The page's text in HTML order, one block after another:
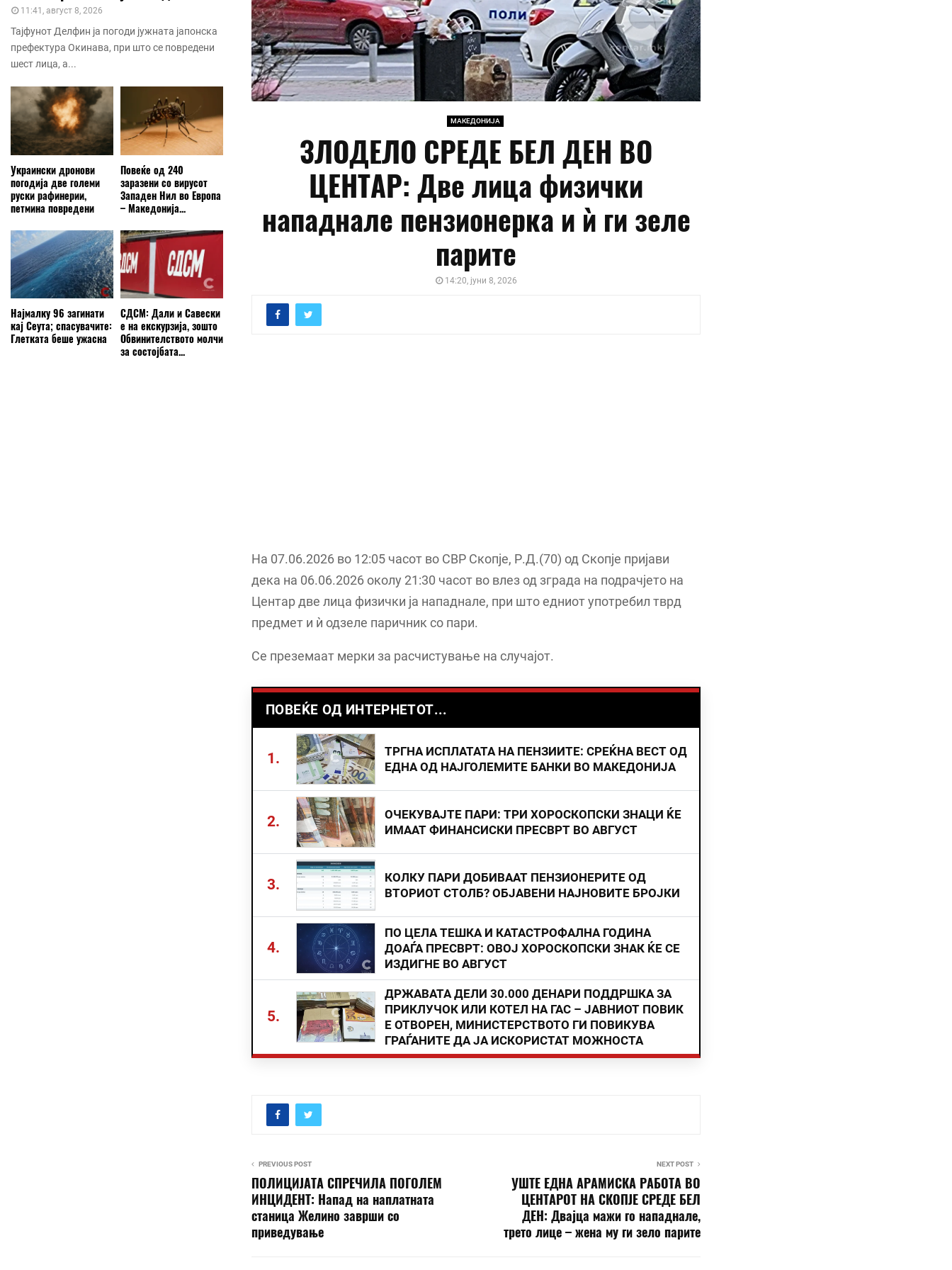
МАКЕДОНИЈА
ЗЛОДЕЛО СРЕДЕ БЕЛ ДЕН ВО
ЦЕНТАР: Две лица физички
нападнале пензионерка и ѝ ги зеле
парите
14:20, јуни 8, 2026
На 07.06.2026 во 12:05 часот во СВР Скопје, Р.Д.(70) од Скопје пријави
дека на 06.06.2026 околу 21:30 часот во влез од зграда на подрачјето на
Центар две лица физички ја нападнале, при што едниот употребил тврд
предмет и ѝ одзеле паричник со пари.
Се преземаат мерки за расчистување на случајот.
ПОВЕЌЕ ОД ИНТЕРНЕТОТ...
1.
ТРГНА ИСПЛАТАТА НА ПЕНЗИИТЕ: СРЕЌНА ВЕСТ ОД
ЕДНА ОД НАЈГОЛЕМИТЕ БАНКИ ВО МАКЕДОНИЈА
2.
ОЧЕКУВАЈТЕ ПАРИ: ТРИ ХОРОСКОПСКИ ЗНАЦИ ЌЕ
ИМААТ ФИНАНСИСКИ ПРЕСВРТ ВО АВГУСТ
3.
КОЛКУ ПАРИ ДОБИВААТ ПЕНЗИОНЕРИТЕ ОД
ВТОРИОТ СТОЛБ? ОБЈАВЕНИ НАЈНОВИТЕ БРОЈКИ
4.
ПО ЦЕЛА ТЕШКА И КАТАСТРОФАЛНА ГОДИНА
ДОАЃА ПРЕСВРТ: ОВОЈ ХОРОСКОПСКИ ЗНАК ЌЕ СЕ
ИЗДИГНЕ ВО АВГУСТ
5.
ДРЖАВАТА ДЕЛИ 30.000 ДЕНАРИ ПОДДРШКА ЗА
ПРИКЛУЧОК ИЛИ КОТЕЛ НА ГАС – ЈАВНИОТ ПОВИК
Е ОТВОРЕН, МИНИСТЕРСТВОТО ГИ ПОВИКУВА
ГРАЃАНИТЕ ДА ЈА ИСКОРИСТАТ МОЖНОСТА
PREVIOUS POST
ПОЛИЦИЈАТА СПРЕЧИЛА ПОГОЛЕМ
ИНЦИДЕНТ: Напад на наплатната
станица Желино заврши со
приведување
NEXT POST
УШТЕ ЕДНА АРАМИСКА РАБОТА ВО
ЦЕНТАРОТ НА СКОПЈЕ СРЕДЕ БЕЛ
ДЕН: Двајца мажи го нападнале,
трето лице – жена му ги зело парите
11:41, август 8, 2026
Тајфунот Делфин ја погоди јужната јапонска
префектура Окинава, при што се повредени
шест лица, а...
Украински дронови
погодија две големи
руски рафинерии,
петмина повредени
Повеќе од 240
заразени со вирусот
Западен Нил во Европа
– Македонија...
Најмалку 96 загинати
кај Сеута; спасувачите:
Глетката беше ужасна
СДСМ: Дали и Савески
е на екскурзија, зошто
Обвинителството молчи
за состојбата...